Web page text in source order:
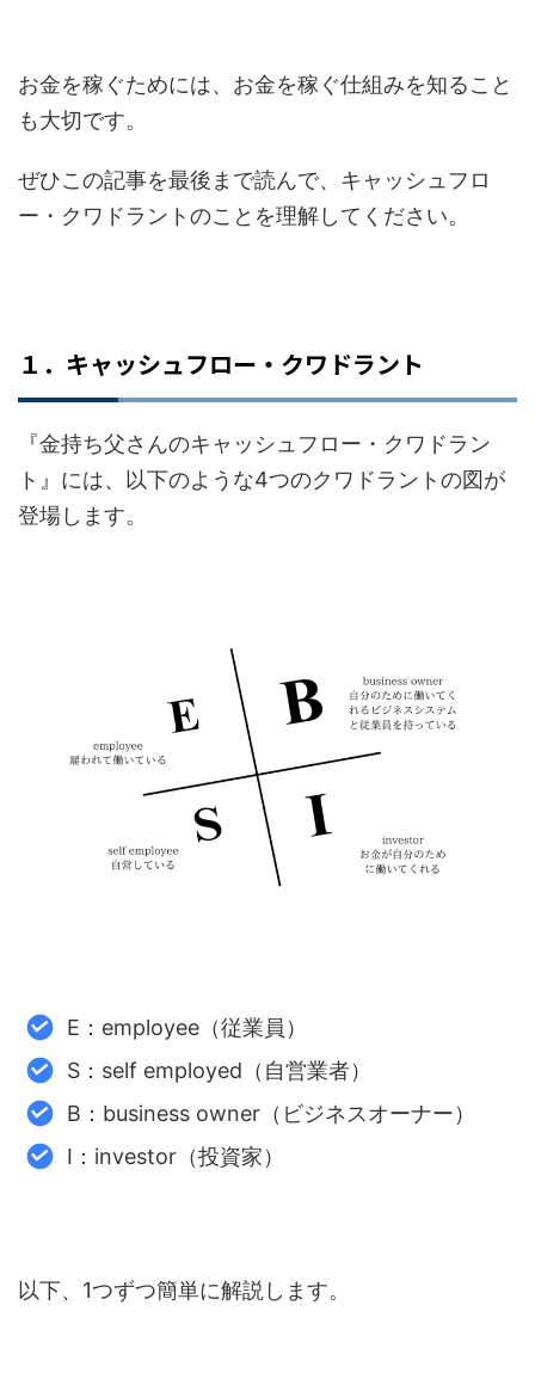
お金を稼ぐためには、お金を稼ぐ仕組みを知ること
も大切です。
ぜひこの記事を最後まで読んで、キャッシュフロ
ー・クワドラントのことを理解してください。
１．キャッシュフロー・クワドラント
『金持ち父さんのキャッシュフロー・クワドラン
ト』には、以下のような4つのクワドラントの図が
登場します。
E：employee（従業員）
S：self employed（自営業者）
B：business owner（ビジネスオーナー）
I：investor（投資家）
以下、1つずつ簡単に解説します。